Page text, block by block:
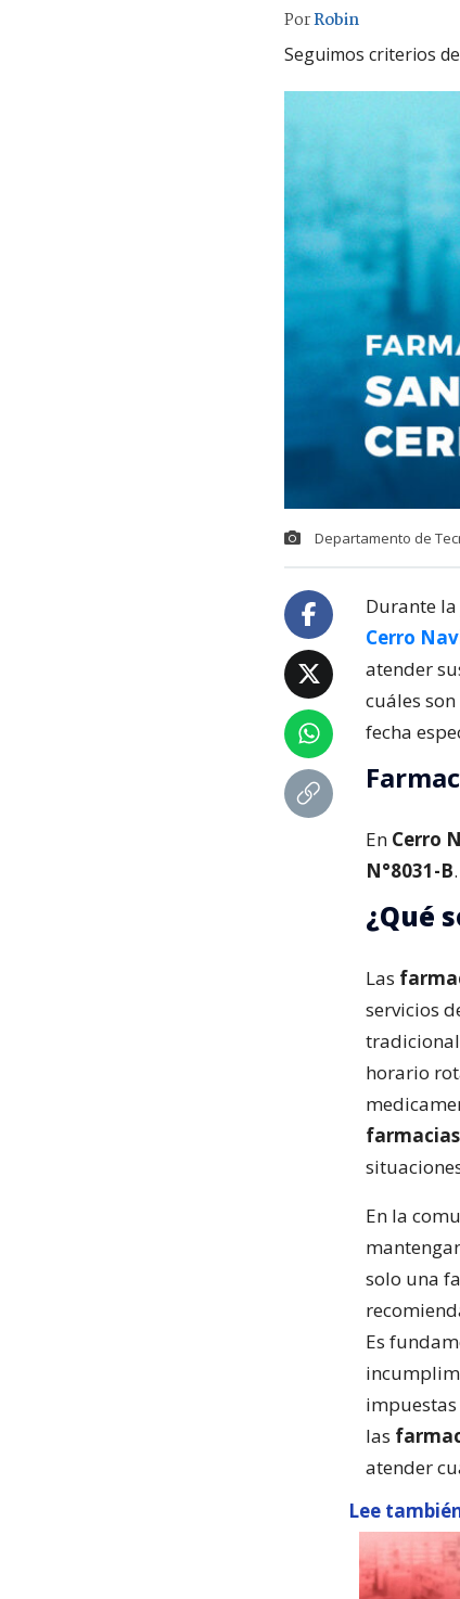
PorRobin
Seguimos criterios de
Departamento de
Durante
Cerro
atender
cuáles
fecha
En Cerro
N°8031-B.
¿Qué
Las
servicios
horario
En la
solo una
Es
impuestas
las
atender
Lee